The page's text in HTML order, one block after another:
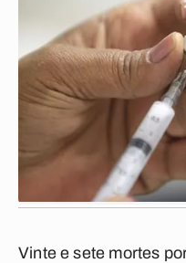
Vinte e sete mortes